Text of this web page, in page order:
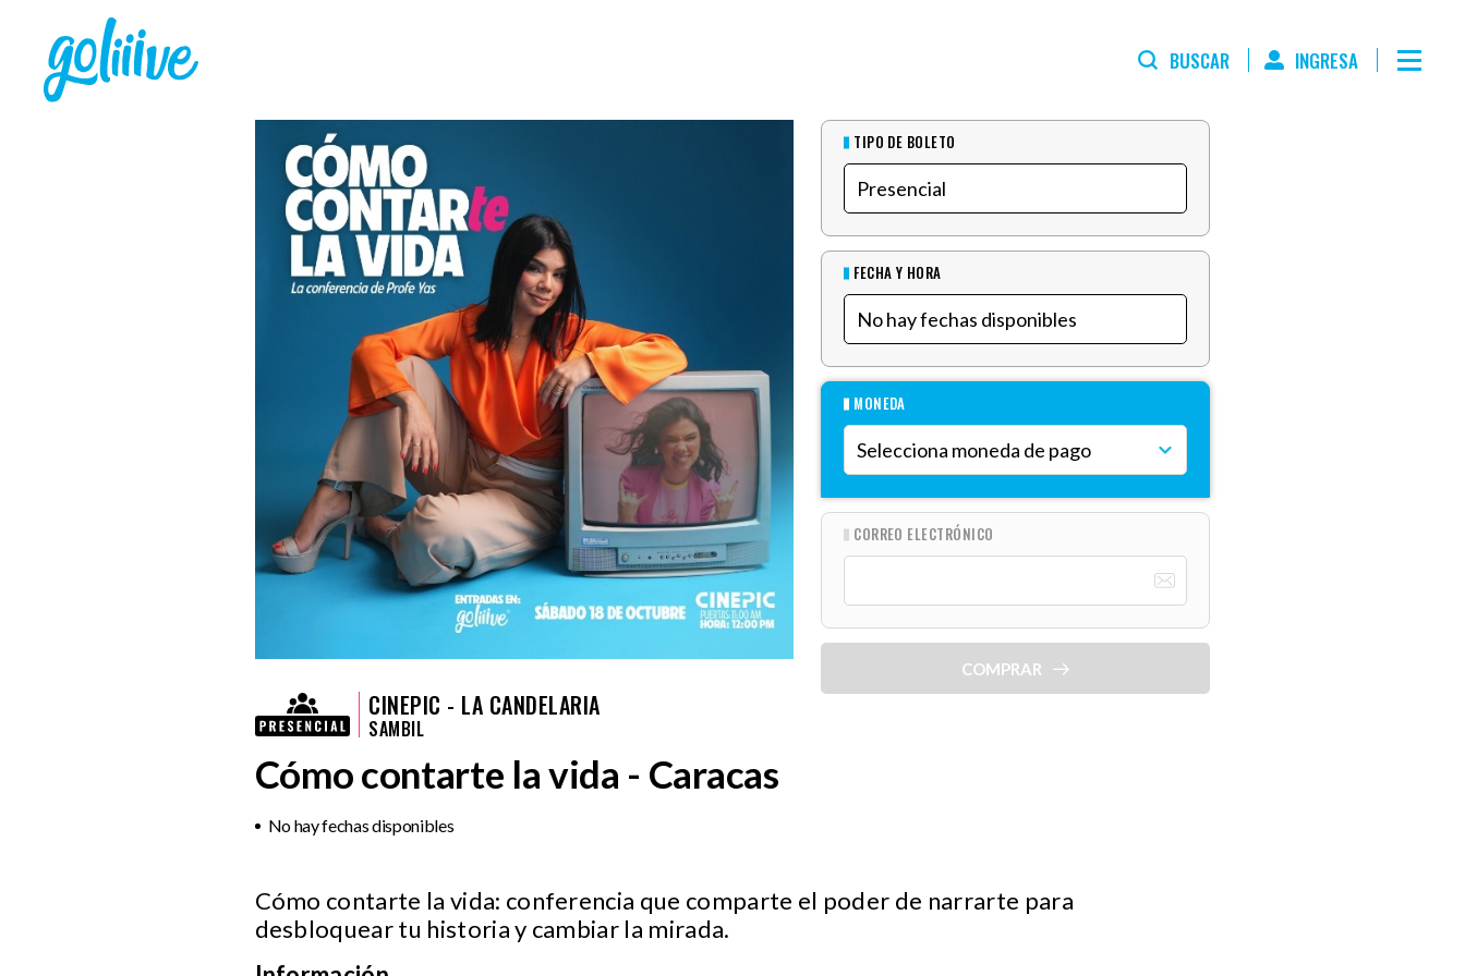
BUSCAR INGRESA
CINEPIC - LA CANDELARIA
SAMBIL
Cómo contarte la vida - Caracas
No hay fechas disponibles
TIPO DE BOLETO
FECHA Y HORA
MONEDA
CORREO ELECTRÓNICO
COMPRAR
Cómo contarte la vida: conferencia que comparte el poder de narrarte para
desbloquear tu historia y cambiar la mirada.